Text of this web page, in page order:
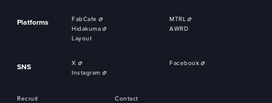
Platforms FabCafe
MTRL
Hidakuma
AWRD
Layout
SNS X
Facebook
Instagram
Recruit
Contact